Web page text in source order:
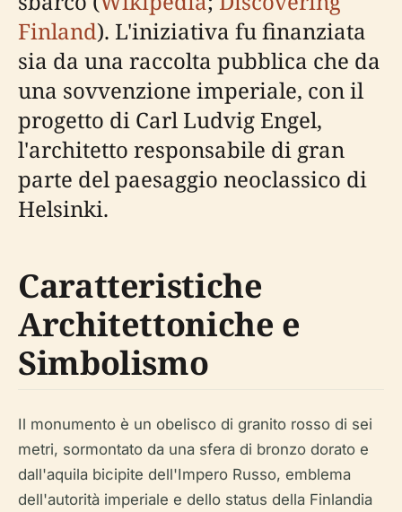
Finland). L'iniziativa fu finanziata
sia da una raccolta pubblica che da
una sovvenzione imperiale, con il
progetto di Carl Ludvig Engel,
l'architetto responsabile di gran
parte del paesaggio neoclassico di
Helsinki.
Caratteristiche
Architettoniche e
Simbolismo
Il monumento è un obelisco di granito rosso di sei
metri, sormontato da una sfera di bronzo dorato e
dall'aquila bicipite dell'Impero Russo, emblema
dell'autorità imperiale e dello status della Finlandia